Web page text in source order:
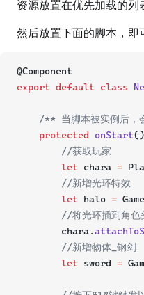
资源放置在优先加载的列
然后放置下面的脚本，即
@Component
export default class
/** 当脚本被实例后，
protected
onStart()
//获取玩家
let chara =
//新增光环特效
let halo =
//将光环插到角色
        chara.
//新增物体_钢剑
let sword =